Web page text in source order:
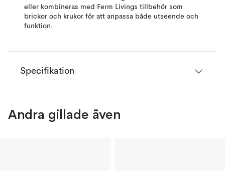
eller kombineras med Ferm Livings tillbehör som
brickor och krukor för att anpassa både utseende och
funktion.
Specifikation
Andra gillade även